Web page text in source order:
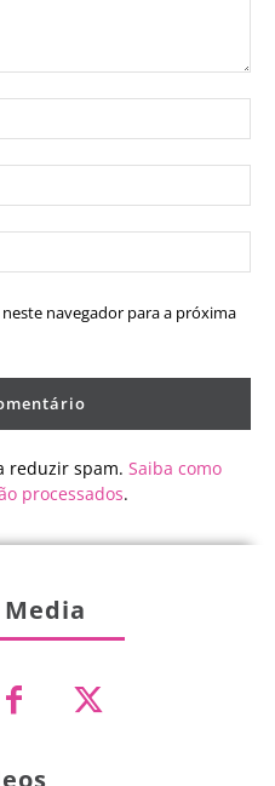
navegador para a próxima
reduzir spam. Saiba como
processados.